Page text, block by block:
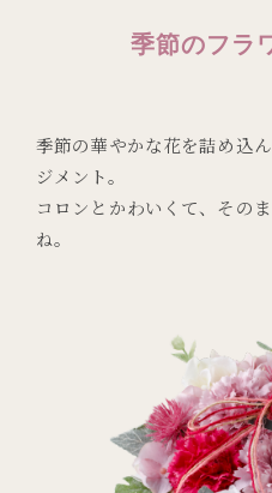
季節のフラ
季節の華やかな花を詰め込
ジメント。
コロンとかわいくて、その
ね。